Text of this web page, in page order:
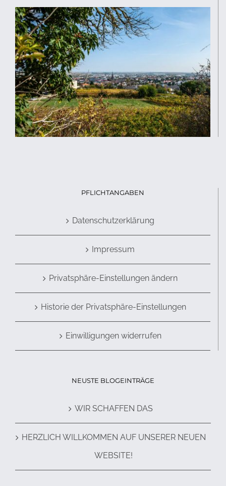
PFLICHTANGABEN
Datenschutzerklärung
Impressum
Privatsphäre-Einstellungen ändern
Historie der Privatsphäre-Einstellungen
Einwilligungen widerrufen
NEUSTE BLOGEINTRÄGE
WIR SCHAFFEN DAS
HERZLICH WILLKOMMEN AUF UNSERER NEUEN
WEBSITE!